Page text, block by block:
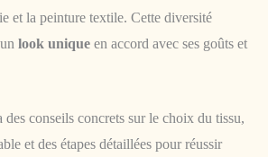
et la peinture textile. Cette diversité
look unique en accord avec ses goûts et
conseils concrets sur le choix du tissu,
et des étapes détaillées pour réussir